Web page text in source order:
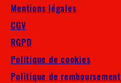
Mentions légales
CGV
RGPD
Politique de cookies
Politique de remboursement